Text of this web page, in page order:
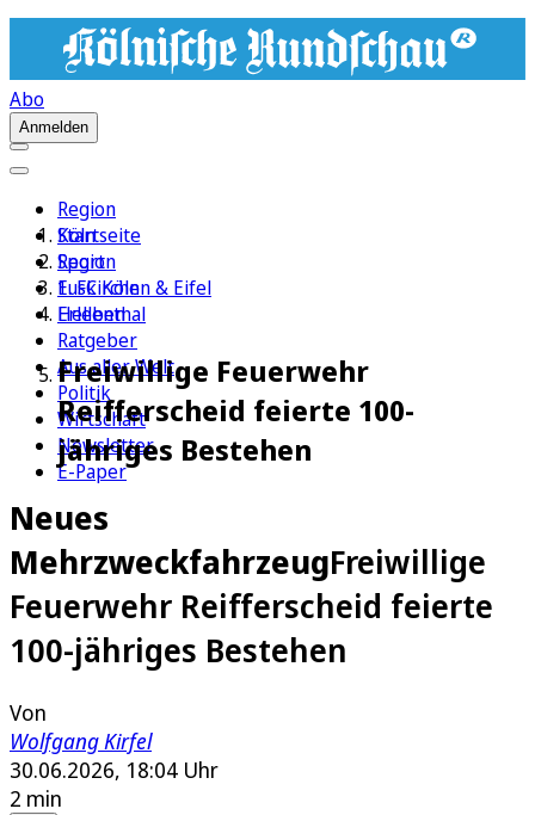
Abo
Anmelden
Region
Köln
Sport
1. FC Köln
Erleben
Ratgeber
Aus aller Welt
Politik
Wirtschaft
Newsletter
E-Paper
Startseite
Region
Euskirchen & Eifel
Hellenthal
Freiwillige Feuerwehr
Reifferscheid feierte 100-
jähriges Bestehen
Neues
MehrzweckfahrzeugFreiwillige
Feuerwehr Reifferscheid feierte
100-jähriges Bestehen
Von
Wolfgang Kirfel
30.06.2026, 18:04 Uhr
2 min